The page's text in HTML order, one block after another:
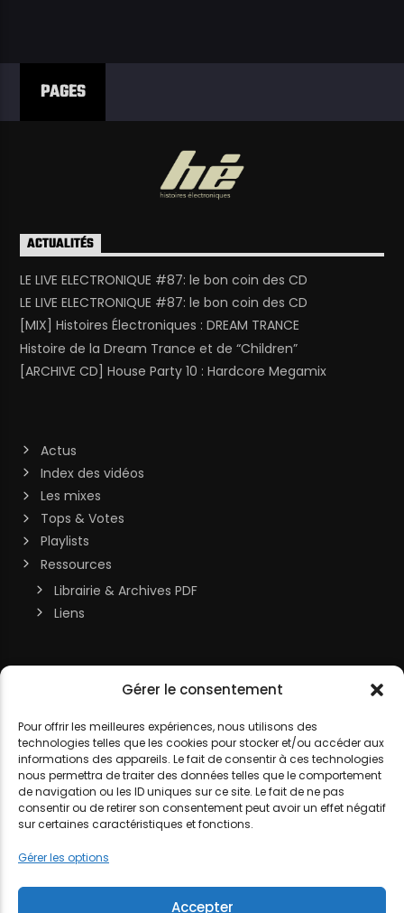
Gérer le consentement
Pour offrir les meilleures expériences, nous utilisons des
technologies telles que les cookies pour stocker et/ou accéder aux
informations des appareils. Le fait de consentir à ces technologies
nous permettra de traiter des données telles que le comportement
de navigation ou les ID uniques sur ce site. Le fait de ne pas
consentir ou de retirer son consentement peut avoir un effet négatif
sur certaines caractéristiques et fonctions.
Gérer les options
Accepter
PAGES
ACTUALITÉS
LE LIVE ELECTRONIQUE #87: le bon coin des CD
LE LIVE ELECTRONIQUE #87: le bon coin des CD
[MIX] Histoires Électroniques : DREAM TRANCE
Histoire de la Dream Trance et de “Children”
[ARCHIVE CD] House Party 10 : Hardcore Megamix
Actus
Index des vidéos
Les mixes
Tops & Votes
Playlists
Ressources
Librairie & Archives PDF
Liens
MON COMPTE
Contact
DJ LITTLE NEMO
CONFIDENTIALITÉ